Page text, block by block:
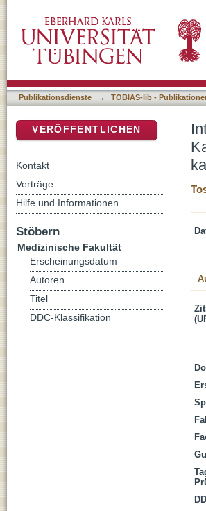
Prognostische Bedeutung
Publikationsdienste → TOBIAS-lib -
VERÖFFENTLICHEN
Kontakt
Verträge
Hilfe und Informationen
Stöbern
Medizinische Fakultät
Erscheinungsdatum
Autoren
Titel
DDC-Klassifikation